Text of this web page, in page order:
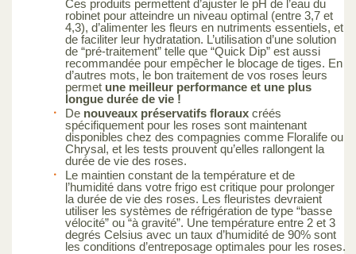
Ces produits permettent d’ajuster le pH de l’eau du
robinet pour atteindre un niveau optimal (entre 3,7 et
4,3), d’alimenter les fleurs en nutriments essentiels, et
de faciliter leur hydratation. L’utilisation d’une solution
de “pré-traitement” telle que “Quick Dip” est aussi
recommandée pour empêcher le blocage de tiges. En
d’autres mots, le bon traitement de vos roses leurs
permet une meilleur performance et une plus
longue durée de vie !
De nouveaux préservatifs floraux créés
spécifiquement pour les roses sont maintenant
disponibles chez des compagnies comme Floralife ou
Chrysal, et les tests prouvent qu’elles rallongent la
durée de vie des roses.
Le maintien constant de la température et de
l’humidité dans votre frigo est critique pour prolonger
la durée de vie des roses. Les fleuristes devraient
utiliser les systèmes de réfrigération de type “basse
vélocité” ou “à gravité”. Une température entre 2 et 3
degrés Celsius avec un taux d’humidité de 90% sont
les conditions d’entreposage optimales pour les roses.